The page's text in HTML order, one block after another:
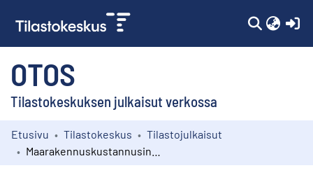
OTOS
Tilastokeskuksen julkaisut verkossa
Kokoelmat
Etusivu Tilastokeskus
Tilastojulkaisut